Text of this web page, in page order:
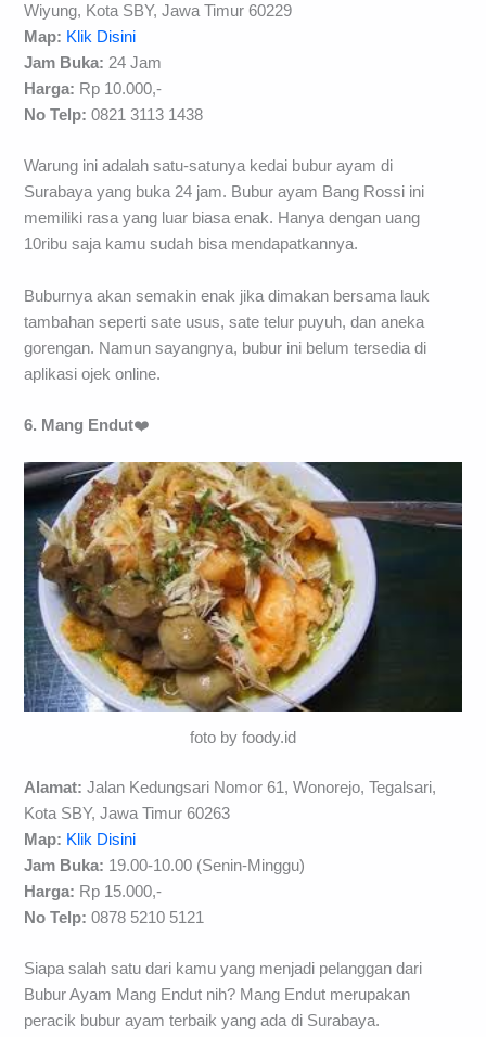
Wiyung, Kota SBY, Jawa Timur 60229
Map: Klik Disini
Jam Buka: 24 Jam
Harga: Rp 10.000,-
No Telp: 0821 3113 1438
Warung ini adalah satu-satunya kedai bubur ayam di
Surabaya yang buka 24 jam. Bubur ayam Bang Rossi ini
memiliki rasa yang luar biasa enak. Hanya dengan uang
10ribu saja kamu sudah bisa mendapatkannya.
Buburnya akan semakin enak jika dimakan bersama lauk
tambahan seperti sate usus, sate telur puyuh, dan aneka
gorengan. Namun sayangnya, bubur ini belum tersedia di
aplikasi ojek online.
6. Mang Endut❤️
foto by foody.id
Alamat: Jalan Kedungsari Nomor 61, Wonorejo, Tegalsari,
Kota SBY, Jawa Timur 60263
Map: Klik Disini
Jam Buka: 19.00-10.00 (Senin-Minggu)
Harga: Rp 15.000,-
No Telp: 0878 5210 5121
Siapa salah satu dari kamu yang menjadi pelanggan dari
Bubur Ayam Mang Endut nih? Mang Endut merupakan
peracik bubur ayam terbaik yang ada di Surabaya.